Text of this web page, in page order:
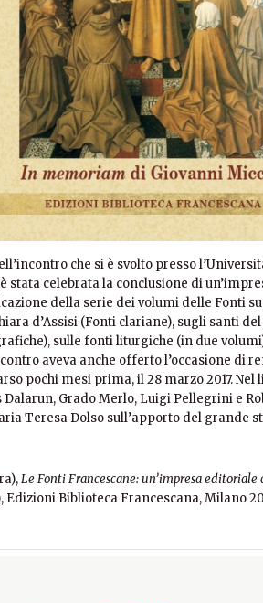
che si è svolto presso
è stata celebrata la conclusione di
della serie dei volumi delle Fonti su
d’Assisi (Fonti clariane), sugli santi
sulle fonti liturgiche (in due
aveva anche offerto l’occasione di
pochi mesi prima, il 28 marzo 2017. Nel
Grado Merlo, Luigi Pellegrini e
Teresa Dolso sull’apporto del grande
Le Fonti Francescane: un’impresa
Edizioni Biblioteca Francescana, Milano